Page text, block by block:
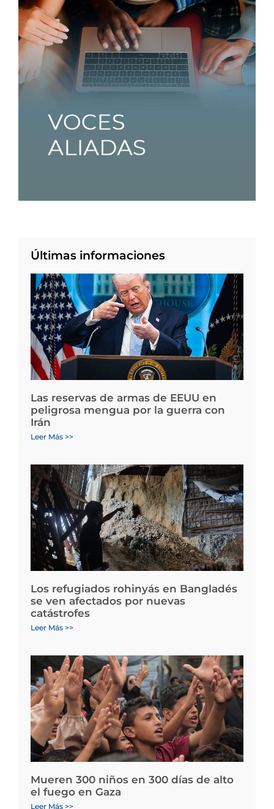
Últimas informaciones
Las reservas de armas de EEUU en
peligrosa mengua por la guerra con
Irán
Leer Más >>
Los refugiados rohinyás en Bangladés
se ven afectados por nuevas
catástrofes
Leer Más >>
Mueren 300 niños en 300 días de alto
el fuego en Gaza
Leer Más >>